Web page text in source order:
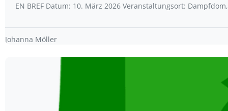
EN BREF Datum: 10. März 2026 Veranstaltungsort:
Johanna Möller